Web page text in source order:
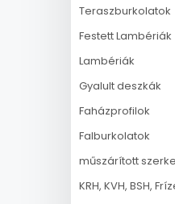
Teraszburkolatok
Festett Lambériák
Lambériák
Gyalult deszkák
Faházprofilok
Falburkolatok
műszárított
KRH, KVH, BSH,